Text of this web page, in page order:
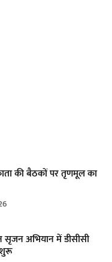
की बैठकों पर तृणमूल का
सृजन अभियान में डीसीसी